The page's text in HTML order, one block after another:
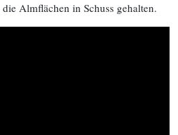
Almflächen in Schuss gehalten.